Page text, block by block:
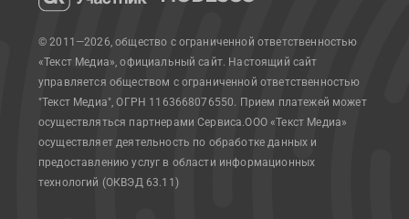
© 2011—2026, общество с ограниченной ответственностью
«Текст Медиа», официальный сайт. Настоящий сайт
управляется обществом с ограниченной ответственностью
"Текст Медиа", ОГРН 1163668076550. Прием платежей может
осуществляться партнерами Сервиса.ООО «Текст Медиа»
осуществляет деятельность по обработке данных и
предоставлению услуг в области информационных
технологий (ОКВЭД 63.11)